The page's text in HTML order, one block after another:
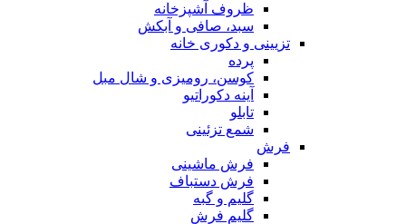
ظروف آشپزخانه
سبد، صافی و آبکش
تزیینی و دکوری خانه
پرده
کوسن، رومیزی و شال مبل
آینه دکوراتیو
تابلو
شمع تزئینی
فرش
فرش ماشینی
فرش دستباف
گلیم و گبه
گلیم فرش